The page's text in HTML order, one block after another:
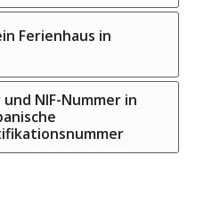
Ferienhaus in
und NIF-Nummer in